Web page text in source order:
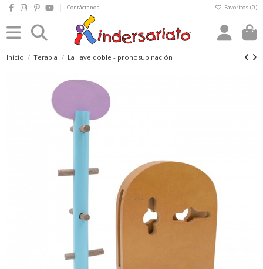
Contáctanos Favoritos (0)
0
Inicio Terapia La llave doble - pronosupinación